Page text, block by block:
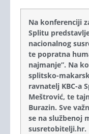
Na konferenciji
Splitu
nacionalnog
te popratna
najmanje”. Na
splitsko-
ravnatelj KBC-a
Meštrović, te
Burazin. Sve
se na službenoj
susretobitelji.hr.